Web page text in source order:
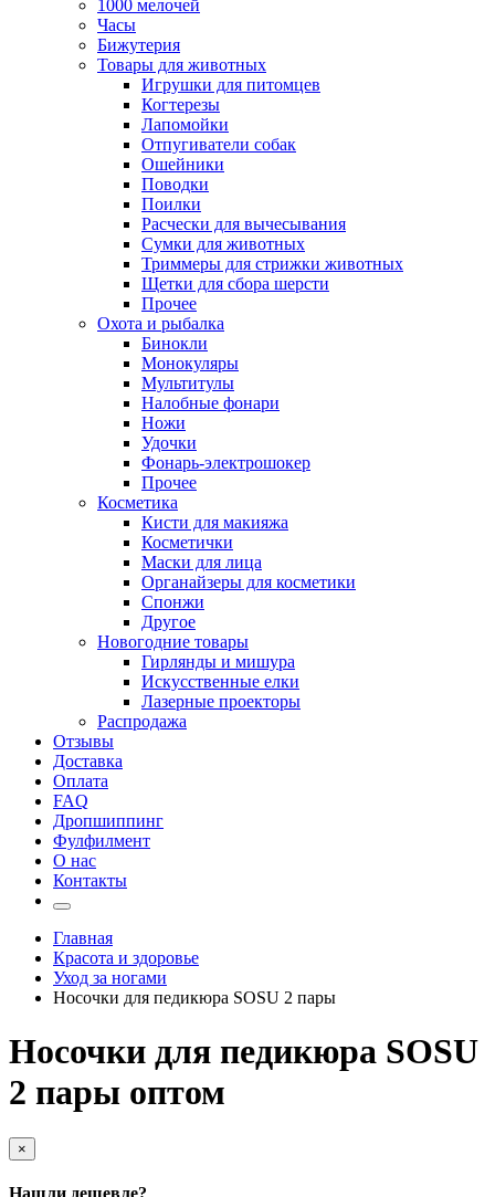
1000 мелочей
Часы
Бижутерия
Товары для животных
Игрушки для питомцев
Когтерезы
Лапомойки
Отпугиватели собак
Ошейники
Поводки
Поилки
Расчески для вычесывания
Сумки для животных
Триммеры для стрижки животных
Щетки для сбора шерсти
Прочее
Охота и рыбалка
Бинокли
Монокуляры
Мультитулы
Налобные фонари
Ножи
Удочки
Фонарь-электрошокер
Прочее
Косметика
Кисти для макияжа
Косметички
Маски для лица
Органайзеры для косметики
Спонжи
Другое
Новогодние товары
Гирлянды и мишура
Искусственные елки
Лазерные проекторы
Распродажа
Отзывы
Доставка
Оплата
FAQ
Дропшиппинг
Фулфилмент
О нас
Контакты
Главная
Красота и здоровье
Уход за ногами
Носочки для педикюра SOSU 2 пары
Носочки для педикюра SOSU
2 пары оптом
×